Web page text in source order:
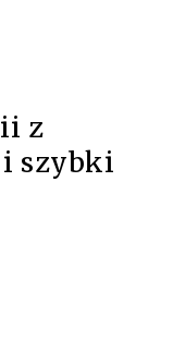
z
szybki